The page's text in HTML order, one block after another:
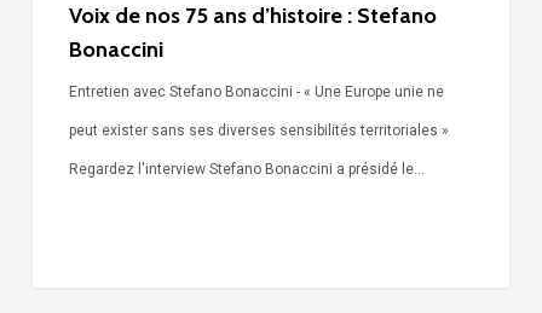
Voix de nos 75 ans d’histoire : Stefano
Bonaccini
Entretien avec Stefano Bonaccini - « Une Europe unie ne
peut exister sans ses diverses sensibilités territoriales »
Regardez l'interview Stefano Bonaccini a présidé le…